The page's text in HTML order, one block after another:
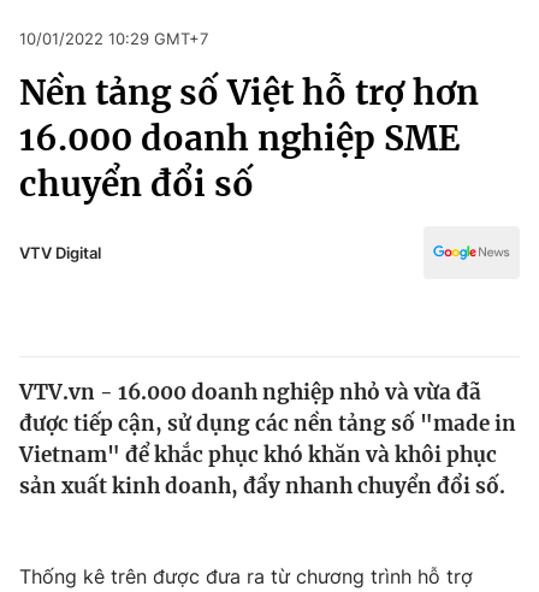
Chuyên mục
Chính trị
Xã hội
Pháp luật
Thế giới
Tin tức
Thế giới đó đây
Kinh tế
Thị trường
Pháp luật
Kinh tế
Thể thao
Truyền hình
Văn hóa - Giải trí
Y tế
10/01/2022 10:29 GMT+7
Nền tảng số Việt hỗ trợ hơn
16.000 doanh nghiệp SME
chuyển đổi số
VTV Digital
VTV.vn - 16.000 doanh nghiệp nhỏ và vừa đã
được tiếp cận, sử dụng các nền tảng số "made in
Vietnam" để khắc phục khó khăn và khôi phục
sản xuất kinh doanh, đẩy nhanh chuyển đổi số.
Thống kê trên được đưa ra từ chương trình hỗ trợ